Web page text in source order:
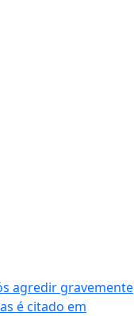
agredir gravemente
é citado em